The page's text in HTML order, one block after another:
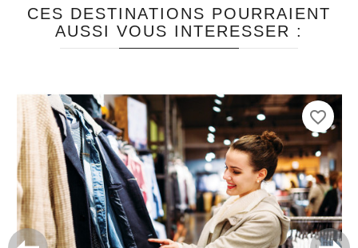
CES DESTINATIONS POURRAIENT
AUSSI VOUS INTERESSER :
favorite_border